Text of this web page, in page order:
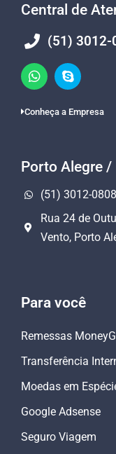
Central de
(51) 3012-
Conheça a Empresa
Porto Alegre /
(51) 3012-0808
Rua 24 de
Vento, Porto
Para você
Remessas
Transferência
Moedas em
Google Adsense
Seguro Viagem